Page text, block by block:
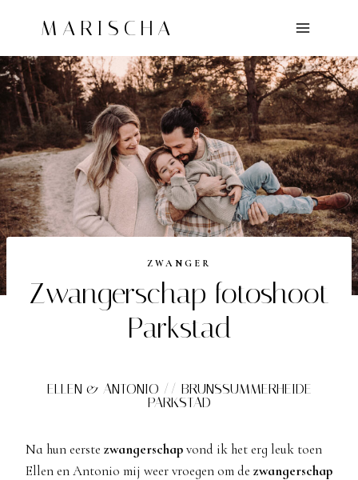
inhoud
MARISCHA
ZWANGER
Zwangerschap fotoshoot
Parkstad
ELLEN & ANTONIO // BRUNSSUMMERHEIDE
PARKSTAD
Na hun eerste zwangerschapvond ik het erg leuk toen
Ellen en Antonio mij weer vroegen om de zwangerschap